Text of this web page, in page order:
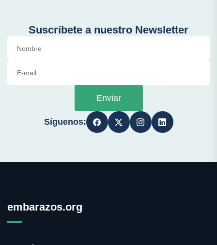
Suscríbete a nuestro Newsletter
Enviar
Síguenos:
embarazos.org